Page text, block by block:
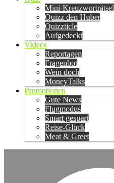
Mini-Kreuzworträtsel
Quizz den Huber
Quizzticle
Aufgedeckt
Videos
Reportagen
Fragenbot
Wein doch
MoneyTalks
Promotionen
Gute News
Flugmodus
Smart gespart
Reise-Glück
Meat & Greet